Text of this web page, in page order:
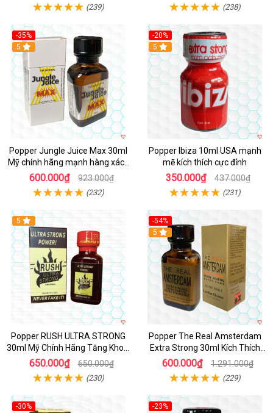
(239) (238)
-35%
5
Popper Jungle Juice Max 30ml
Mỹ chính hãng mạnh hàng xách
tay kích thích
600.000₫ 923.000₫
(232)
-20%
5
Popper Ibiza 10ml USA mạnh
mẽ kích thích cực đỉnh
350.000₫ 437.000₫
(231)
5
Popper RUSH ULTRA STRONG
30ml Mỹ Chính Hãng Tăng Khoái
Cảm
650.000₫ 650.000₫
(230)
-54%
5
Popper The Real Amsterdam
Extra Strong 30ml Kích Thích
Cường Độ Cao
600.000₫ 1.291.000₫
(229)
-30%
-23%